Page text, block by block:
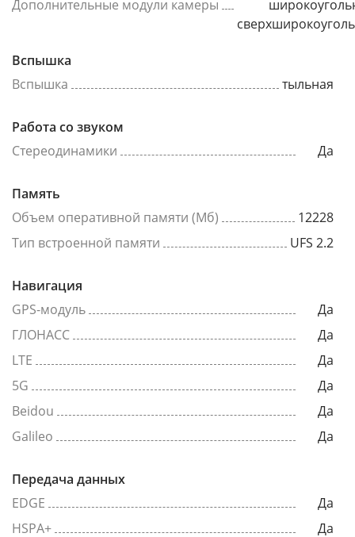
Дополнительные модули камеры
Вспышка
Вспышка
тыльная
Работа со звуком
Стереодинамики
Да
Память
Объем оперативной памяти (Мб)
12228
Тип встроенной памяти
UFS 2.2
Навигация
GPS-модуль
Да
ГЛОНАСС
Да
LTE
Да
5G
Да
Beidou
Да
Galileo
Да
Передача данных
EDGE
Да
HSPA+
Да